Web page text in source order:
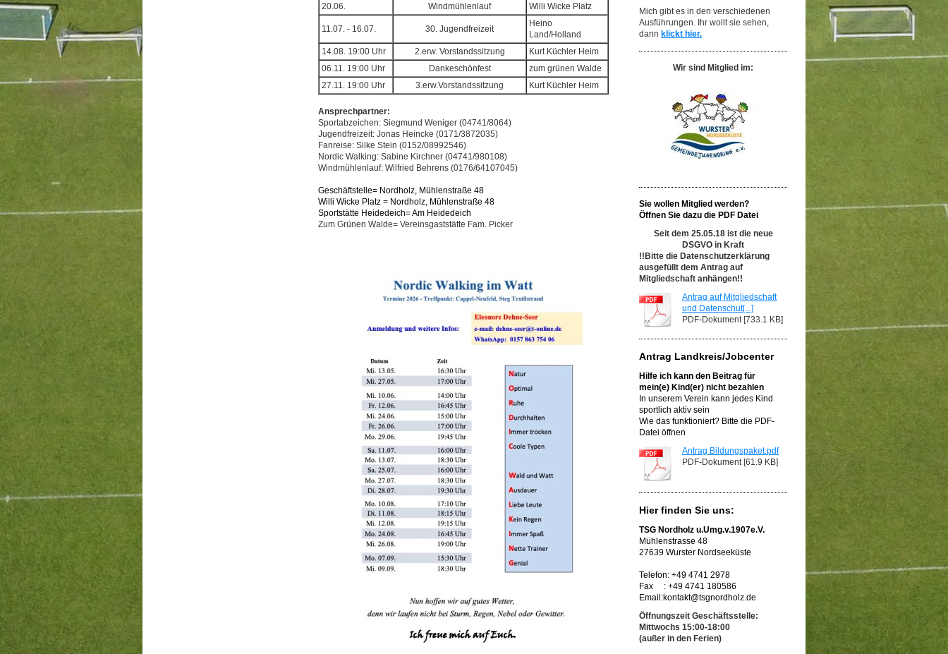
20.06.
Windmühlenlauf Willi Wicke Platz
11.07. - 16.07. 30. Jugendfreizeit
Heino
Land/Holland
14.08. 19:00 Uhr
2.erw. Vorstandssitzung
Kurt Küchler Heim
06.11. 19:00 Uhr
Dankeschönfest
zum grünen Walde
27.11. 19:00 Uhr
3.erw.Vorstandssitzung Kurt Küchler Heim
Ansprechpartner:
Sportabzeichen: Siegmund Weniger (04741/8064)
Jugendfreizeit: Jonas Heincke (0171/3872035)
Fanreise: Silke Stein (0152/08992546)
Nordic Walking: Sabine Kirchner (04741/980108)
Windmühlenlauf: Wilfried Behrens (0176/64107045)
Geschäftstelle= Nordholz, Mühlenstraße 48
Willi Wicke Platz = Nordholz, Mühlenstraße 48
Sportstätte Heidedeich= Am Heidedeich
Zum Grünen Walde= Vereinsgaststätte Fam. Picker
Mich gibt es in den verschiedenen
Ausführungen. Ihr wollt sie sehen,
dann klickt hier.
Wir sind Mitglied im:
Sie wollen Mitglied werden?
Öffnen Sie dazu die PDF Datei
Seit dem 25.05.18 ist die neue
DSGVO in Kraft
!!Bitte die Datenschutzerklärung
ausgefüllt dem Antrag auf
Mitgliedschaft anhängen!!
Antrag auf Mitgliedschaft
und Datenschut[...]
PDF-Dokument [733.1 KB]
Antrag Landkreis/Jobcenter
Hilfe ich kann den Beitrag für
mein(e) Kind(er) nicht bezahlen
In unserem Verein kann jedes Kind
sportlich aktiv sein
Wie das funktioniert? Bitte die PDF-
Datei öffnen
Antrag Bildungspaket.pdf
PDF-Dokument [61.9 KB]
Hier finden Sie uns:
TSG Nordholz u.Umg.v.1907e.V.
Mühlenstrasse 48
27639 Wurster Nordseeküste
Telefon: +49 4741 2978
Fax : +49 4741 180586
Email:kontakt@tsgnordholz.de
Öffnungszeit Geschäftsstelle:
Mittwochs 15:00-18:00
(außer in den Ferien)